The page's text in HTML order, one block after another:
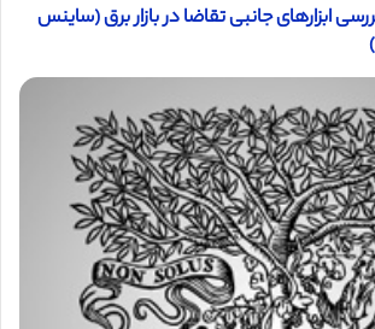
ابزارهای جانبی تقاضا در بازار برق (ساینس